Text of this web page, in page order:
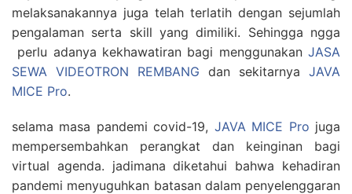
melaksanakannya juga telah terlatih dengan sejumlah
pengalaman serta skill yang dimiliki. Sehingga ngga
perlu adanya kekhawatiran bagi menggunakan JASA
SEWA VIDEOTRON REMBANG dan sekitarnya JAVA
MICE Pro.
selama masa pandemi covid-19, JAVA MICE Pro juga
mempersembahkan perangkat dan keinginan bagi
virtual agenda. jadimana diketahui bahwa kehadiran
pandemi menyuguhkan batasan dalam penyelenggaran